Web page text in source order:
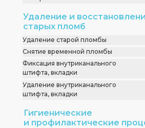
Удаление и
старых пломб
Удаление старой пломбы
Фиксация внутриканального
штифта, вкладки
Удаление внутриканального
штифта, вкладки
Гигиенические
и профилактические
Снятие временной пломбы